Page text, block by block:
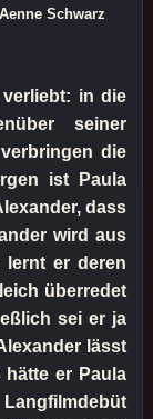
Schwarz
in die
seiner
die
ist Paula
dass
wird aus
lernt er deren
überredet
sei er ja
lässt
er Paula